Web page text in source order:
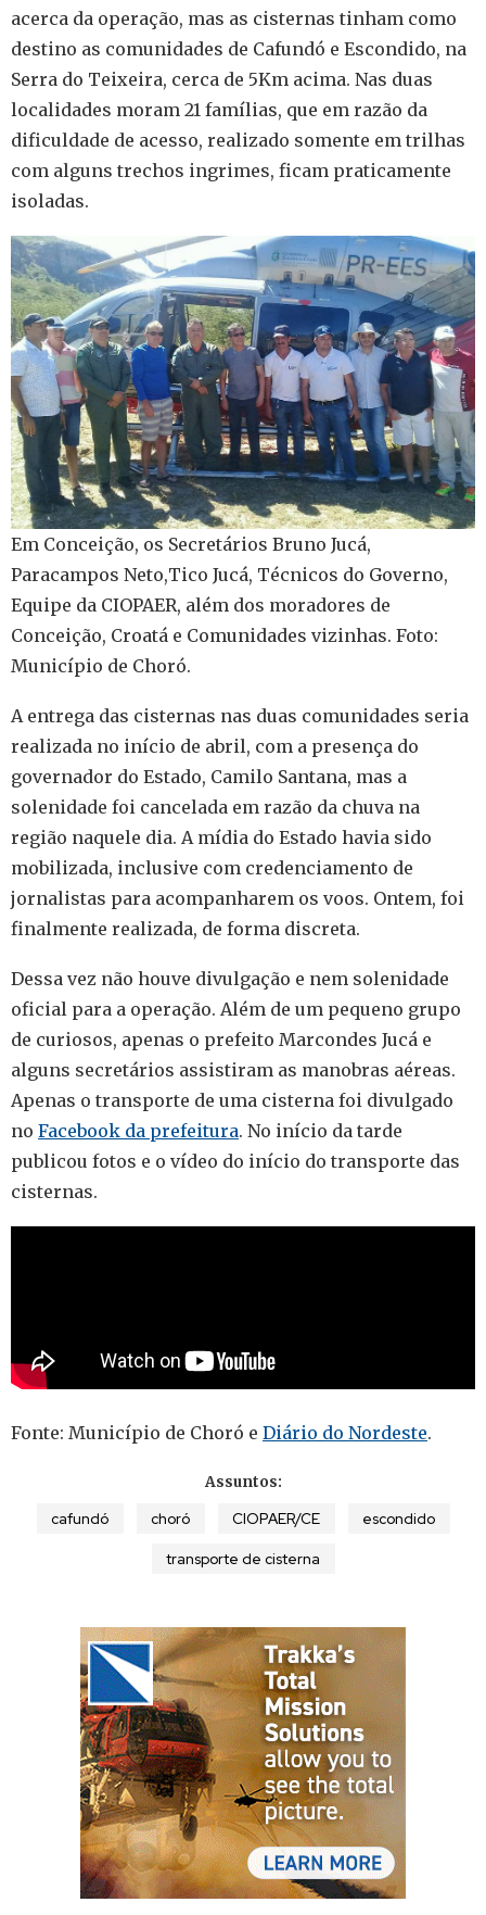
acerca da operação, mas as cisternas tinham como
destino as comunidades de Cafundó e Escondido, na
Serra do Teixeira, cerca de 5Km acima. Nas duas
localidades moram 21 famílias, que em razão da
dificuldade de acesso, realizado somente em trilhas
com alguns trechos ingrimes, ficam praticamente
isoladas.
Em Conceição, os Secretários Bruno Jucá,
Paracampos Neto,Tico Jucá, Técnicos do Governo,
Equipe da CIOPAER, além dos moradores de
Conceição, Croatá e Comunidades vizinhas. Foto:
Município de Choró.
A entrega das cisternas nas duas comunidades seria
realizada no início de abril, com a presença do
governador do Estado, Camilo Santana, mas a
solenidade foi cancelada em razão da chuva na
região naquele dia. A mídia do Estado havia sido
mobilizada, inclusive com credenciamento de
jornalistas para acompanharem os voos. Ontem, foi
finalmente realizada, de forma discreta.
Dessa vez não houve divulgação e nem solenidade
oficial para a operação. Além de um pequeno grupo
de curiosos, apenas o prefeito Marcondes Jucá e
alguns secretários assistiram as manobras aéreas.
Apenas o transporte de uma cisterna foi divulgado
no Facebook da prefeitura. No início da tarde
publicou fotos e o vídeo do início do transporte das
cisternas.
Fonte: Município de Choró e Diário do Nordeste.
Assuntos:
cafundó choró CIOPAER/CE escondido
transporte de cisterna